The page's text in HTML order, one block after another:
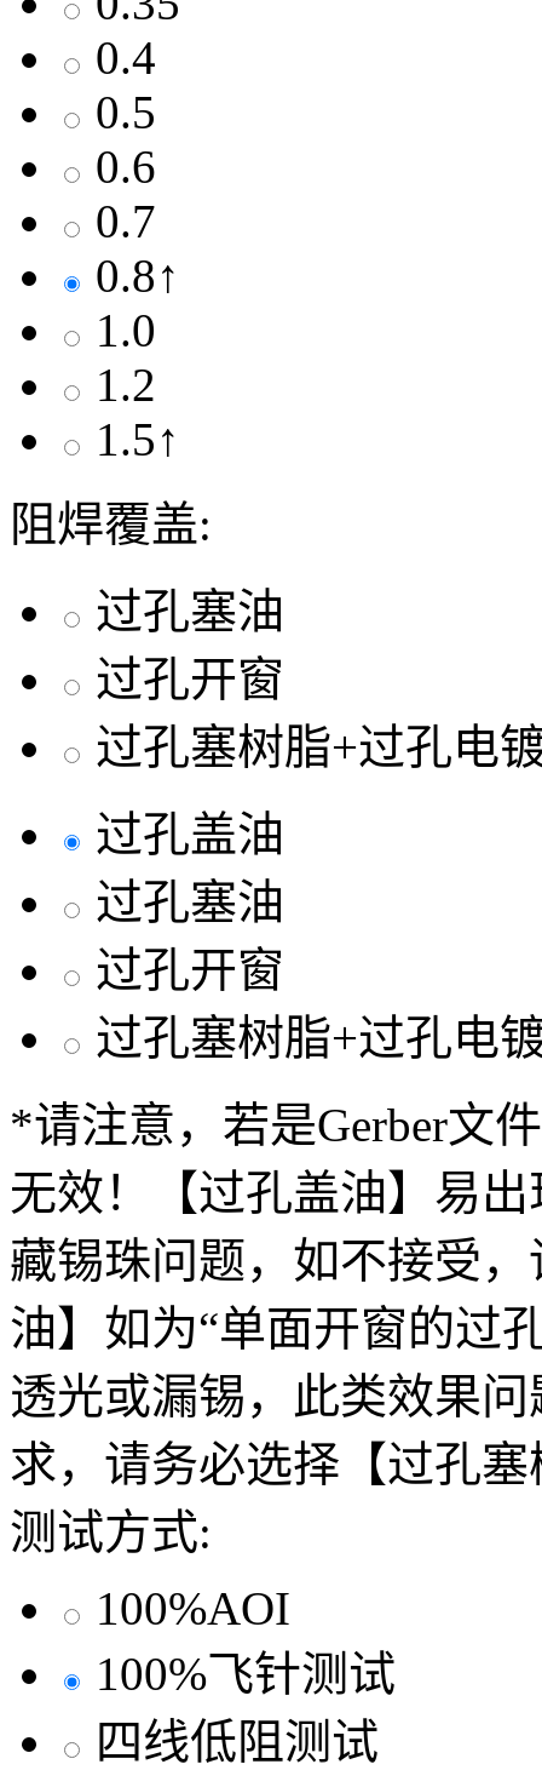
0.4
0.5
0.6
0.7
0.8↑
1.0
1.2
1.5↑
阻焊覆盖:
过孔塞油
过孔开窗
过孔塞树脂+过孔电
过孔盖油
过孔塞油
过孔开窗
过孔塞树脂+过孔电
*请注意，若是Gerber文
无效！【过孔盖油】易
藏锡珠问题，如不接受
油】如为“单面开窗的过
透光或漏锡，此类效果
求，请务必选择【过孔
测试方式:
100%AOI
100%飞针测试
四线低阻测试